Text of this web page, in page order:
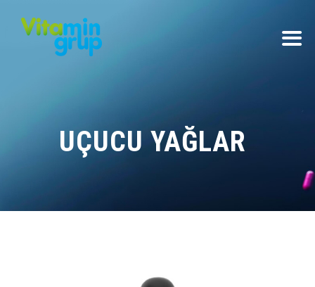
UÇUCU YAĞLAR